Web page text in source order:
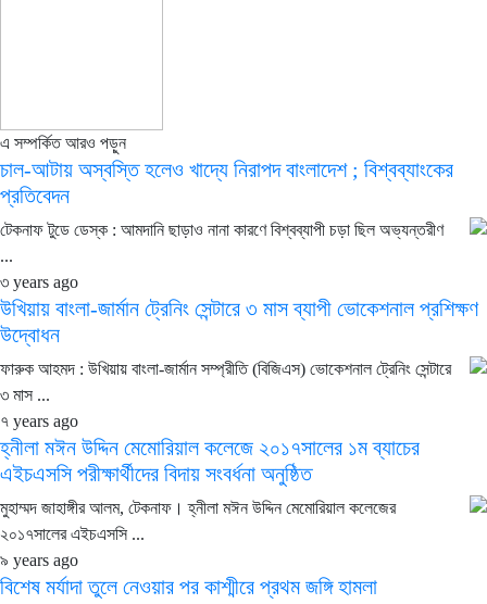
এ সম্পর্কিত আরও পড়ুন
চাল-আটায় অস্বস্তি হলেও খাদ্যে নিরাপদ বাংলাদেশ ; বিশ্বব্যাংকের
প্রতিবেদন
টেকনাফ টুডে ডেস্ক : আমদানি ছাড়াও নানা কারণে বিশ্বব্যাপী চড়া ছিল অভ্যন্তরীণ
...
৩ years ago
উখিয়ায় বাংলা-জার্মান ট্রেনিং সেন্টারে ৩ মাস ব্যাপী ভোকেশনাল প্রশিক্ষণ
উদ্বোধন
ফারুক আহমদ : উখিয়ায় বাংলা-জার্মান সম্প্রীতি (বিজিএস) ভোকেশনাল ট্রেনিং সেন্টারে
৩ মাস ...
৭ years ago
হ্নীলা মঈন উদ্দিন মেমোরিয়াল কলেজে ২০১৭সালের ১ম ব্যাচের
এইচএসসি পরীক্ষার্থীদের বিদায় সংবর্ধনা অনুষ্ঠিত
মুহাম্মদ জাহাঙ্গীর আলম, টেকনাফ। হ্নীলা মঈন উদ্দিন মেমোরিয়াল কলেজের
২০১৭সালের এইচএসসি ...
৯ years ago
বিশেষ মর্যাদা তুলে নেওয়ার পর কাশ্মীরে প্রথম জঙ্গি হামলা